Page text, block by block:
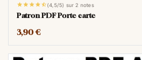
(4,5/5) sur 2 notes
Patron PDF Porte carte
3,90 €